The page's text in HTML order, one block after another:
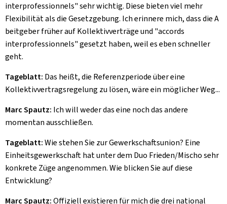
interprofessionnels" sehr wichtig. Diese bieten viel mehr
Flexibilität als die Gesetzgebung. Ich erinnere mich, dass die A
beitgeber früher auf Kollektivverträge und "accords
interprofessionnels" gesetzt haben, weil es eben schneller
geht.
Tageblatt: Das heißt, die Referenzperiode über eine
Kollektivvertragsregelung zu lösen, wäre ein möglicher Weg...
Marc Spautz: Ich will weder das eine noch das andere
momentan ausschließen.
Tageblatt:Wie stehen Sie zur Gewerkschaftsunion? Eine
Einheitsgewerkschaft hat unter dem Duo Frieden/Mischo sehr
konkrete Züge angenommen. Wie blicken Sie auf diese
Entwicklung?
Marc Spautz:Offiziell existieren für mich die drei national